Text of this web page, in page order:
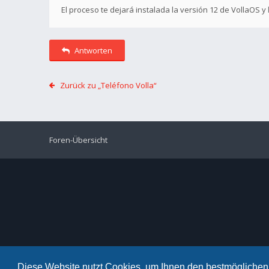
El proceso te dejará instalada la versión 12 de VollaOS
Antworten
Zurück zu „Teléfono Volla“
Foren-Übersicht